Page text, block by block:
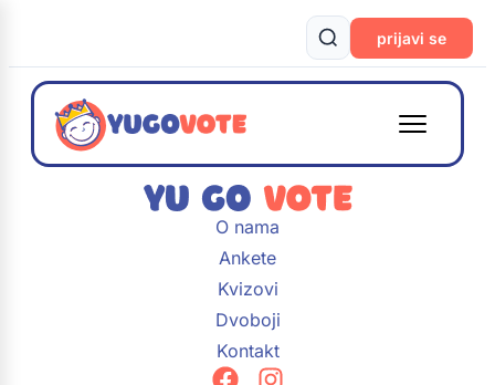
prijavi se
O nama
Ankete
Kvizovi
Dvoboji
Kontakt